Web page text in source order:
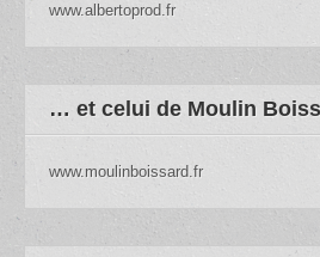
www.albertoprod.fr
… et celui de Moulin
www.moulinboissard.fr